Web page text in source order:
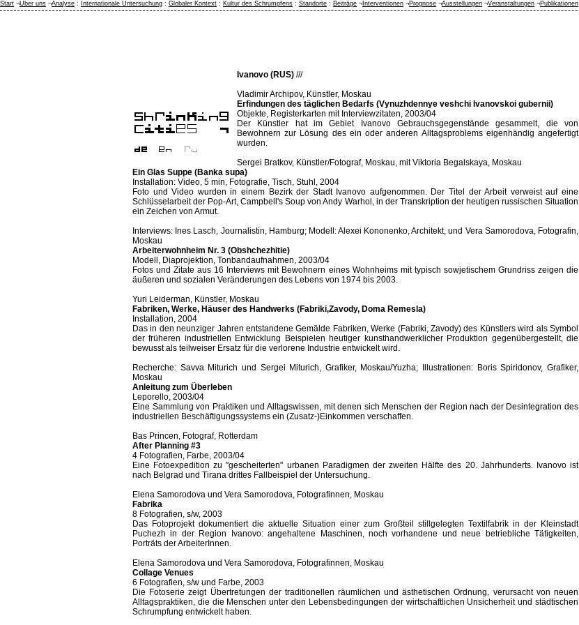
Ivanovo (RUS) ///
Vladimir Archipov, Künstler, Moskau
Erfindungen des täglichen Bedarfs (Vynuzhdennye veshchi Ivanovskoi gubernii)
Objekte, Registerkarten mit Interviewzitaten, 2003/04
Der Künstler hat im Gebiet Ivanovo Gebrauchsgegenstände gesammelt, die von
Bewohnern zur Lösung des ein oder anderen Alltagsproblems eigenhändig angefertigt
wurden.
Sergei Bratkov, Künstler/Fotograf, Moskau, mit Viktoria Begalskaya, Moskau
Ein Glas Suppe (Banka supa)
Installation: Video, 5 min, Fotografie, Tisch, Stuhl, 2004
Foto und Video wurden in einem Bezirk der Stadt Ivanovo aufgenommen. Der Titel der Arbeit verweist auf eine
Schlüsselarbeit der Pop-Art, Campbell's Soup von Andy Warhol, in der Transkription der heutigen russischen Situation
ein Zeichen von Armut.
Interviews: Ines Lasch, Journalistin, Hamburg; Modell: Alexei Kononenko, Architekt, und Vera Samorodova, Fotografin,
Moskau
Arbeiterwohnheim Nr. 3 (Obshchezhitie)
Modell, Diaprojektion, Tonbandaufnahmen, 2003/04
Fotos und Zitate aus 16 Interviews mit Bewohnern eines Wohnheims mit typisch sowjetischem Grundriss zeigen die
äußeren und sozialen Veränderungen des Lebens von 1974 bis 2003.
Yuri Leiderman, Künstler, Moskau
Fabriken, Werke, Häuser des Handwerks (Fabriki,Zavody, Doma Remesla)
Installation, 2004
Das in den neunziger Jahren entstandene Gemälde Fabriken, Werke (Fabriki, Zavody) des Künstlers wird als Symbol
der früheren industriellen Entwicklung Beispielen heutiger kunsthandwerklicher Produktion gegenübergestellt, die
bewusst als teilweiser Ersatz für die verlorene Industrie entwickelt wird.
Recherche: Savva Miturich und Sergei Miturich, Grafiker, Moskau/Yuzha; Illustrationen: Boris Spiridonov, Grafiker,
Moskau
Anleitung zum Überleben
Leporello, 2003/04
Eine Sammlung von Praktiken und Alltagswissen, mit denen sich Menschen der Region nach der Desintegration des
industriellen Beschäftigungssystems ein (Zusatz-)Einkommen verschaffen.
Bas Princen, Fotograf, Rotterdam
After Planning #3
4 Fotografien, Farbe, 2003/04
Eine Fotoexpedition zu "gescheiterten" urbanen Paradigmen der zweiten Hälfte des 20. Jahrhunderts. Ivanovo ist
nach Belgrad und Tirana drittes Fallbeispiel der Untersuchung.
Elena Samorodova und Vera Samorodova, Fotografinnen, Moskau
Fabrika
8 Fotografien, s/w, 2003
Das Fotoprojekt dokumentiert die aktuelle Situation einer zum Großteil stillgelegten Textilfabrik in der Kleinstadt
Puchezh in der Region Ivanovo: angehaltene Maschinen, noch vorhandene und neue betriebliche Tätigkeiten,
Porträts der ArbeiterInnen.
Elena Samorodova und Vera Samorodova, Fotografinnen, Moskau
Collage Venues
6 Fotografien, s/w und Farbe, 2003
Die Fotoserie zeigt Übertretungen der traditionellen räumlichen und ästhetischen Ordnung, verursacht von neuen
Alltagspraktiken, die die Menschen unter den Lebensbedingungen der wirtschaftlichen Unsicherheit und städtischen
Schrumpfung entwickelt haben.
Start ¬Über uns ¬Analyse : Internationale Untersuchung : Globaler Kontext : Kultur des Schrumpfens : Standorte : Beiträge ¬ Interventionen ¬Prognose ¬Ausstellungen ¬Veranstaltungen ¬Publikationen